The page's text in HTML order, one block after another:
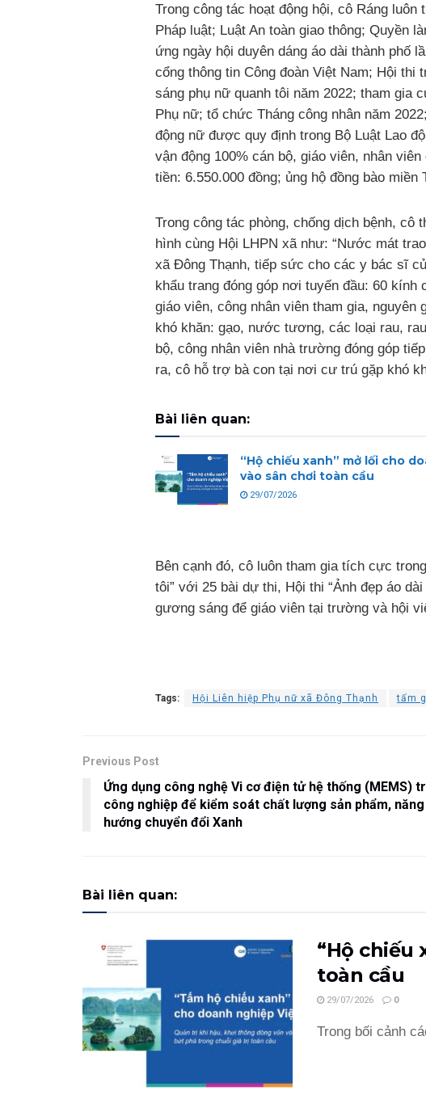
Trong công tác hoạt động hội, cô Ráng
Pháp luật; Luật An toàn giao thông; Quyền
ứng ngày hội duyên dáng áo dài thành phố
cổng thông tin Công đoàn Việt Nam; Hội
sáng phụ nữ quanh tôi năm 2022; tham gia
Phụ nữ; tổ chức Tháng công nhân năm
động nữ được quy định trong Bộ Luật Lao
vận động 100% cán bộ, giáo viên, nhân
tiền: 6.550.000 đồng; ủng hộ đồng bào
Trong công tác phòng, chống dịch bệnh,
hình cùng Hội LHPN xã như: “Nước mát
xã Đông Thạnh, tiếp sức cho các y bác sĩ
khẩu trang đóng góp nơi tuyến đầu: 60
giáo viên, công nhân viên tham gia,
khó khăn: gạo, nước tương, các loại rau,
bộ, công nhân viên nhà trường đóng góp
ra, cô hỗ trợ bà con tại nơi cư trú gặp khó
Bài liên quan:
“Hộ chiếu xanh” mở lối cho
vào sân chơi toàn cầu
29/07/2026
Bên cạnh đó, cô luôn tham gia tích cực
tôi” với 25 bài dự thi, Hội thi “Ảnh đẹp áo
gương sáng để giáo viên tại trường và hội
Tags: Hội Liên hiệp Phụ nữ xã Đông Thạnh tấm
Previous Post
Ứng dụng công nghệ Vi cơ điện tử hệ thống (MEMS)
công nghiệp để kiểm soát chất lượng sản phẩm,
hướng chuyển đổi Xanh
Bài liên quan:
“Hộ chiếu
toàn cầu
29/07/2026 0
Trong bối cảnh